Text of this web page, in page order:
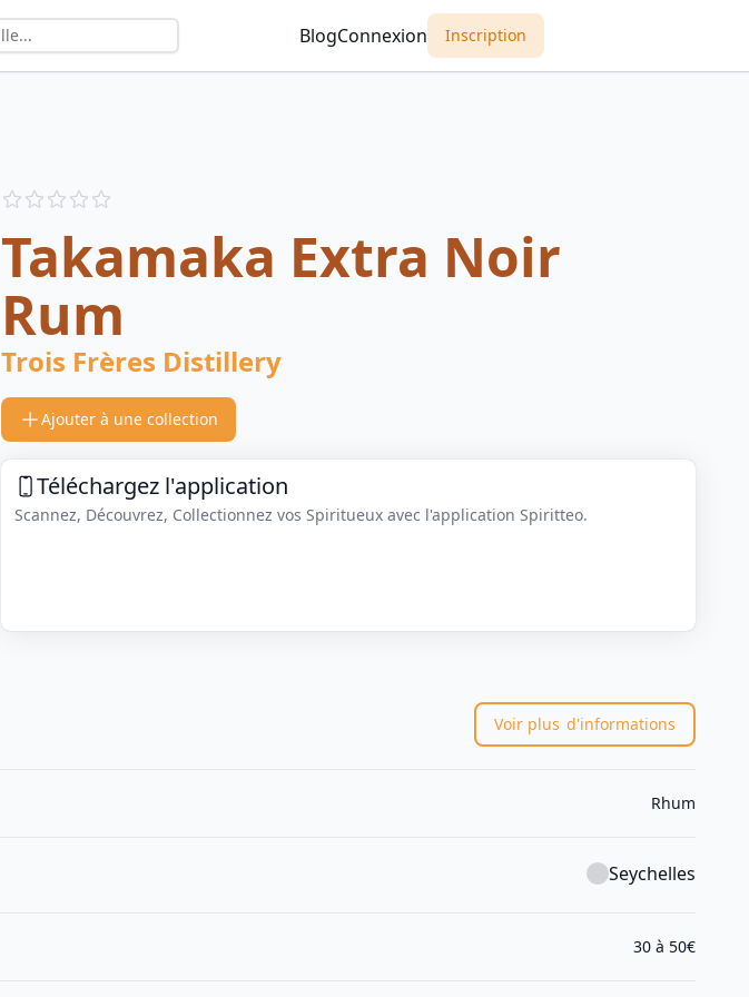
BlogConnexion Inscription
Reviews
Takamaka Extra Noir
Rum
Trois Frères Distillery
Ajouter à une collection
Téléchargez l'application
Scannez, Découvrez, Collectionnez vos Spiritueux avec l'application Spiritteo.
Voir plus d'informations
Rhum
Seychelles
30 à 50€